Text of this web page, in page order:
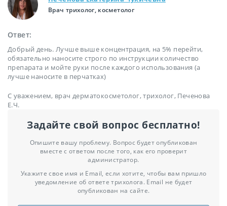
Врач трихолог, косметолог
Ответ:
Добрый день. Лучше выше концентрация, на 5% перейти,
обязательно наносите строго по инструкции количество
препарата и мойте руки после каждого использования (а
лучше наносите в перчатках)
С уважением, врач дерматокосметолог, трихолог, Печенова
Е.Ч.
Задайте свой вопрос бесплатно!
Опишите вашу проблему. Вопрос будет опубликован
вместе с ответом после того, как его проверит
администратор.
Укажите свое имя и Email, если хотите, чтобы вам пришло
уведомление об ответе трихолога. Email не будет
опубликован на сайте.